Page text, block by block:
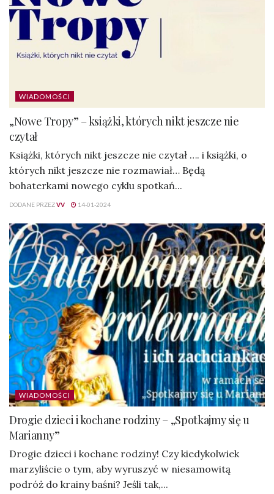
WIADOMOŚCI
„Nowe Tropy” – książki, których nikt jeszcze nie
czytał
Książki, których nikt jeszcze nie czytał …. i książki, o
których nikt jeszcze nie rozmawiał… Będą
bohaterkami nowego cyklu spotkań...
DODANE PRZEZVV 14-01-2024
WIADOMOŚCI
Drogie dzieci i kochane rodziny – „Spotkajmy się u
Marianny”
Drogie dzieci i kochane rodziny! Czy kiedykolwiek
marzyliście o tym, aby wyruszyć w niesamowitą
podróż do krainy baśni? Jeśli tak,...